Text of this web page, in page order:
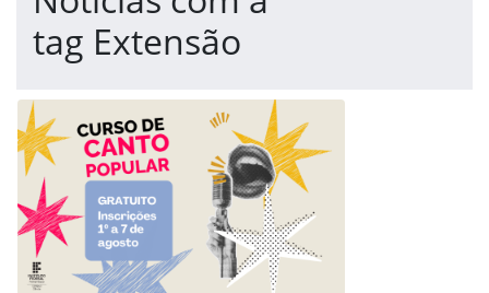
tag Extensão